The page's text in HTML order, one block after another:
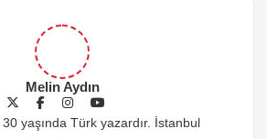
Melin Aydın
30 yaşında Türk yazardır. İstanbul